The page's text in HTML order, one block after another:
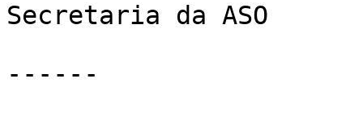
Secretaria da ASO
------